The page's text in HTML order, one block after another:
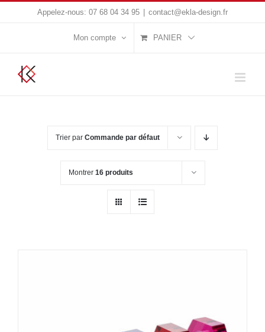
Appelez-nous: 07 68 04 34 95 contact@ekla-design.fr
Mon compte PANIER
Trier par Commande par défaut
Montrer 16 produits